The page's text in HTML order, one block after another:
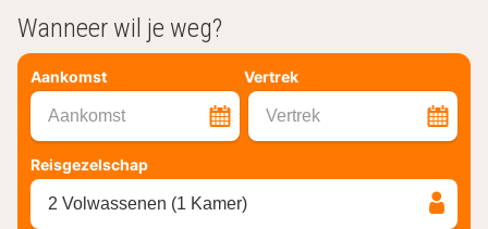
Wanneer wil je weg?
Aankomst Vertrek
Aankomst Vertrek
Reisgezelschap
2 Volwassenen (1 Kamer)